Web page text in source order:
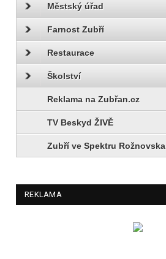
Městský úřad
Farnost Zubří
Restaurace
Školství
Reklama na Zubřan.cz
TV Beskyd ŽIVĚ
Zubří ve Spektru Rožnovska
REKLAMA